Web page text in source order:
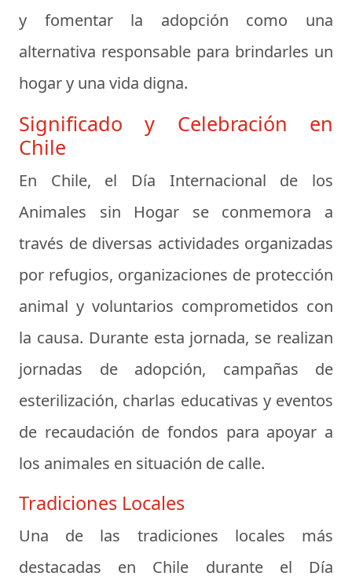
y fomentar la adopción como una
alternativa responsable para brindarles un
hogar y una vida digna.
Significado y Celebración en
Chile
En Chile, el Día Internacional de los
Animales sin Hogar se conmemora a
través de diversas actividades organizadas
por refugios, organizaciones de protección
animal y voluntarios comprometidos con
la causa. Durante esta jornada, se realizan
jornadas de adopción, campañas de
esterilización, charlas educativas y eventos
de recaudación de fondos para apoyar a
los animales en situación de calle.
Tradiciones Locales
Una de las tradiciones locales más
destacadas en Chile durante el Día